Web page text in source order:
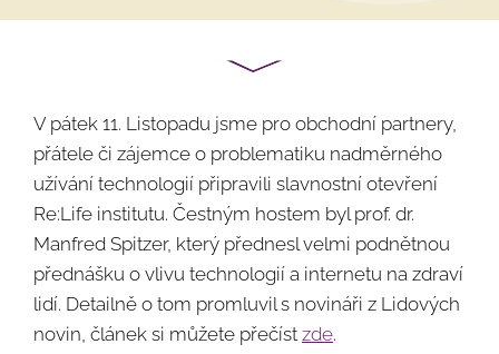
V pátek 11. Listopadu jsme pro obchodní partnery,
přátele či zájemce o problematiku nadměrného
užívání technologií připravili slavnostní otevření
Re:Life institutu. Čestným hostem byl prof. dr.
Manfred Spitzer, který přednesl velmi podnětnou
přednášku o vlivu technologií a internetu na zdraví
lidí. Detailně o tom promluvil s novináři z Lidových
novin, článek si můžete přečístzde.